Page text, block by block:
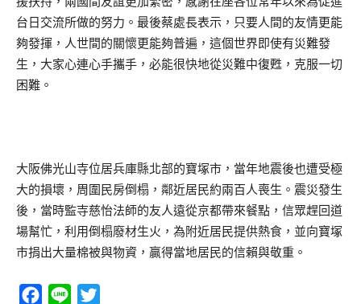
台日交流所做的努力。最後蔡處長表示，只要人間的友情更能
夠發揮，人世間的關懷更能夠普遍，這個世界即使有災難發
生，大家心連心手攜手，必能很快地從災難中復甦，克服一切
困難。
大阪佛光山寺位居兵庫縣北部的寶塚市，當年地震後也遭受極
大的損壞，周圍民房倒榻，鄰近居民約兩百人喪生。震災發生
後，當時監寺慈怡法師的友人遠從京都帶來餐點，信眾趕回道
場幫忙，利用倒榻廢材生火，為附近居民提供熱食，並向寶塚
市捐出大量棉被與物資，贏得當地居民的信賴與敬重。
Facebook
Line